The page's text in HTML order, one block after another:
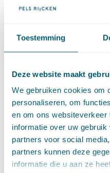
Toestemming
Deze website maakt
We gebruiken cookies om
personaliseren, om
en om ons
informatie over uw
partners voor social
partners kunnen deze
informatie die u aan ze
augustus (10)
mei (7)
april (18)
maart (17)
►
2023 (177)
november (16)
oktober (17)
september (14)
augustus (9)
juli (19)
mei (9)
april (13)
februari (16)